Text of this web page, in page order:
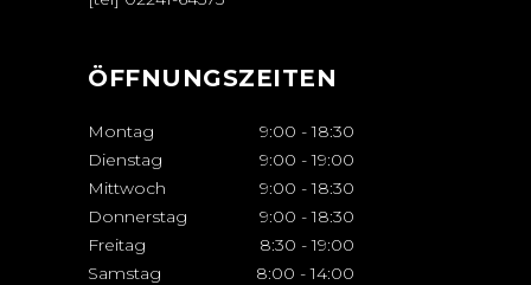
ÖFFNUNGSZEITEN
Montag 9:00 - 18:30
Dienstag
9:00 - 19:00
Mittwoch
9:00 - 18:30
Donnerstag
9:00 - 18:30
Freitag
8:30 - 19:00
Samstag
8:00 - 14:00